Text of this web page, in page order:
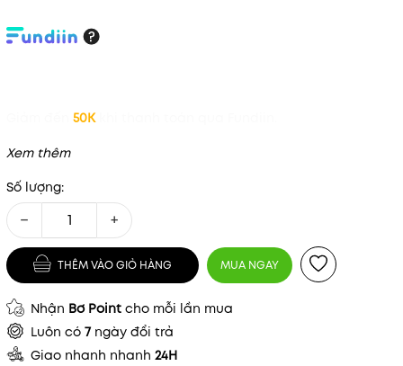
50K
Xem thêm
Số lượng:
− +
THÊM VÀO GIỎ HÀNG MUA NGAY
Nhận Bơ Point cho mỗi lần mua
Luôn có 7 ngày đổi trả
Giao nhanh nhanh 24H